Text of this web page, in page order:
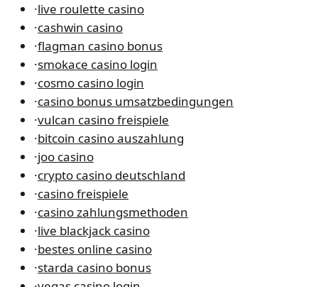
·live roulette casino
·cashwin casino
·flagman casino bonus
·smokace casino login
·cosmo casino login
·casino bonus umsatzbedingungen
·vulcan casino freispiele
·bitcoin casino auszahlung
·joo casino
·crypto casino deutschland
·casino freispiele
·casino zahlungsmethoden
·live blackjack casino
·bestes online casino
·starda casino bonus